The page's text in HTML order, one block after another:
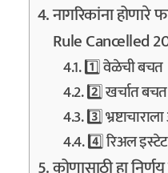
नागरिकांना
Rule Cancelled
1️⃣ वेळेची बचत
2️⃣ खर्चात बचत
3️⃣
4️⃣ रिअल इस्टेट